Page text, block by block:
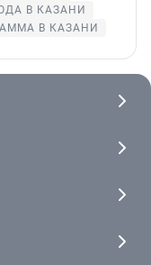
В КАЗАНИ
В КАЗАНИ